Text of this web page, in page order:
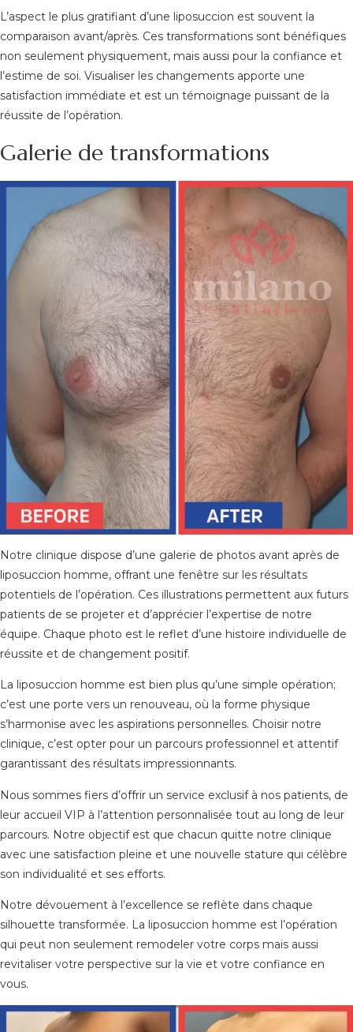
L’aspect le plus gratifiant d’une liposuccion est souvent la
comparaison avant/après. Ces transformations sont bénéfiques
non seulement physiquement, mais aussi pour la confiance et
l’estime de soi. Visualiser les changements apporte une
satisfaction immédiate et est un témoignage puissant de la
réussite de l’opération.
Galerie de transformations
Notre clinique dispose d’une galerie de photos avant après de
liposuccion homme, offrant une fenêtre sur les résultats
potentiels de l’opération. Ces illustrations permettent aux futurs
patients de se projeter et d’apprécier l’expertise de notre
équipe. Chaque photo est le reflet d’une histoire individuelle de
réussite et de changement positif.
La liposuccion homme est bien plus qu’une simple opération;
c’est une porte vers un renouveau, où la forme physique
s’harmonise avec les aspirations personnelles. Choisir notre
clinique, c’est opter pour un parcours professionnel et attentif
garantissant des résultats impressionnants.
Nous sommes fiers d’offrir un service exclusif à nos patients, de
leur accueil VIP à l’attention personnalisée tout au long de leur
parcours. Notre objectif est que chacun quitte notre clinique
avec une satisfaction pleine et une nouvelle stature qui célèbre
son individualité et ses efforts.
Notre dévouement à l’excellence se reflète dans chaque
silhouette transformée. La liposuccion homme est l’opération
qui peut non seulement remodeler votre corps mais aussi
revitaliser votre perspective sur la vie et votre confiance en
vous.